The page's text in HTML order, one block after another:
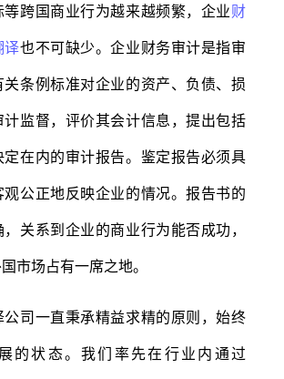
国商业行为越来越频繁，企业财
译也不可缺少。企业财务审计是指审
条例标准对企业的资产、负债、损
计监督，评价其会计信息，提出包括
定在内的审计报告。鉴定报告必须具
公正地反映企业的情况。报告书的
关系到企业的商业行为能否成功，
市场占有一席之地。
一直秉承精益求精的原则，始终
的状态。我们率先在行业内通过